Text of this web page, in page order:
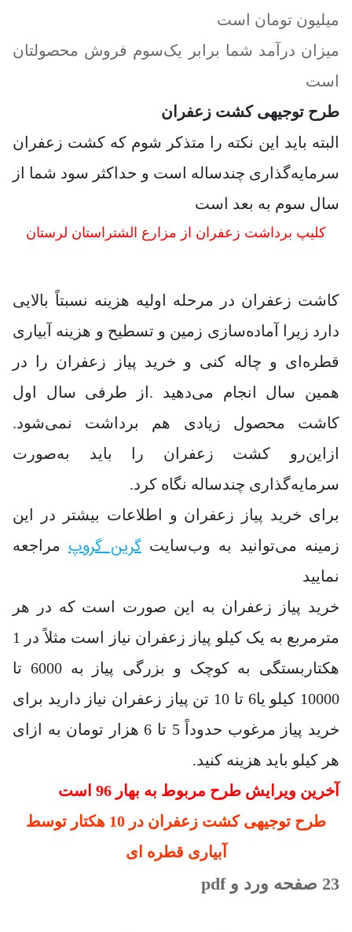
میلیون تومان است
میزان درآمد شما برابر یک‌سوم فروش محصولتان
است
طرح توجیهی کشت زعفران
البته باید این نکته را متذکر شوم که کشت زعفران
سرمایه‌گذاری چندساله است و حداکثر سود شما از
سال سوم به بعد است
کلیپ برداشت زعفران از مزارع الشتراستان لرستان
کاشت زعفران در مرحله اولیه هزینه نسبتاً بالایی
دارد زیرا آماده‌سازی زمین و تسطیح و هزینه آبیاری
قطره‌ای و چاله کنی و خرید پیاز زعفران را در
همین سال انجام می‌دهید .از طرفی سال اول
کاشت محصول زیادی هم برداشت نمی‌شود.
ازاین‌رو کشت زعفران را باید به‌صورت
سرمایه‌گذاری چندساله نگاه کرد.
برای خرید پیاز زعفران و اطلاعات بیشتر در این
زمینه می‌توانید به وب‌سایت گرین گروپ مراجعه
نمایید
خرید پیاز زعفران به این صورت است که در هر
مترمربع به یک کیلو پیاز زعفران نیاز است مثلاً در 1
هکتاربستگی به کوچک و بزرگی پیاز به 6000 تا
10000 کیلو یا6 تا 10 تن پیاز زعفران نیاز دارید برای
خرید پیاز مرغوب حدوداً 5 تا 6 هزار تومان به ازای
هر کیلو باید هزینه کنید.
آخرین ویرایش طرح مربوط به بهار 96 است
طرح توجیهی کشت زعفران در 10 هکتار توسط
آبیاری قطره ای
23 صفحه ورد و pdf